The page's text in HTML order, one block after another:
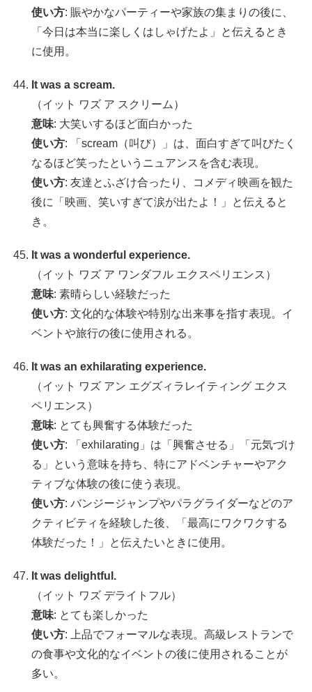
使い方: 賑やかなパーティーや家族の集まりの後に、
「今日は本当に楽しくはしゃげたよ」と伝えるとき
に使用。
It was a scream.
（イット ワズ ア スクリーム）
意味: 大笑いするほど面白かった
使い方: 「scream（叫び）」は、面白すぎて叫びたく
なるほど笑ったというニュアンスを含む表現。
使い方: 友達とふざけ合ったり、コメディ映画を観た
後に「映画、笑いすぎて涙が出たよ！」と伝えると
き。
It was a wonderful experience.
（イット ワズ ア ワンダフル エクスペリエンス）
意味: 素晴らしい経験だった
使い方: 文化的な体験や特別な出来事を指す表現。イ
ベントや旅行の後に使用される。
It was an exhilarating experience.
（イット ワズ アン エグズィラレイティング エクス
ペリエンス）
意味: とても興奮する体験だった
使い方: 「exhilarating」は「興奮させる」「元気づけ
る」という意味を持ち、特にアドベンチャーやアク
ティブな体験の後に使う表現。
使い方: バンジージャンプやパラグライダーなどのア
クティビティを経験した後、「最高にワクワクする
体験だった！」と伝えたいときに使用。
It was delightful.
（イット ワズ デライトフル）
意味: とても楽しかった
使い方: 上品でフォーマルな表現。高級レストランで
の食事や文化的なイベントの後に使用されることが
多い。